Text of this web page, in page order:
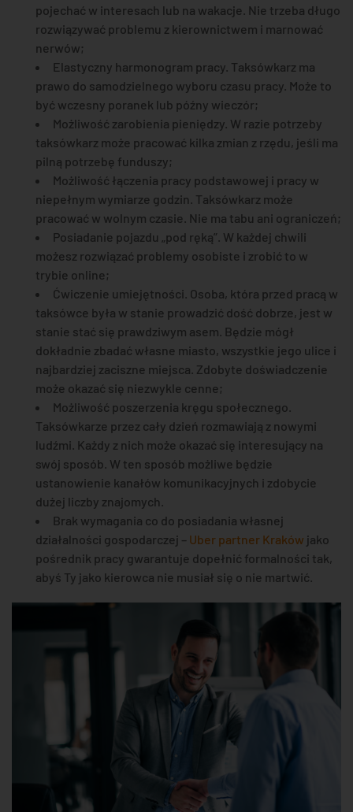
pojechać w interesach lub na wakacje. Nie trzeba długo
rozwiązywać problemu z kierownictwem i marnować
nerwów;
Elastyczny harmonogram pracy. Taksówkarz ma
prawo do samodzielnego wyboru czasu pracy. Może to
być wczesny poranek lub późny wieczór;
Możliwość zarobienia pieniędzy. W razie potrzeby
taksówkarz może pracować kilka zmian z rzędu, jeśli ma
pilną potrzebę funduszy;
Możliwość łączenia pracy podstawowej i pracy w
niepełnym wymiarze godzin. Taksówkarz może
pracować w wolnym czasie. Nie ma tabu ani ograniczeń;
Posiadanie pojazdu „pod ręką”. W każdej chwili
możesz rozwiązać problemy osobiste i zrobić to w
trybie online;
Ćwiczenie umiejętności. Osoba, która przed pracą w
taksówce była w stanie prowadzić dość dobrze, jest w
stanie stać się prawdziwym asem. Będzie mógł
dokładnie zbadać własne miasto, wszystkie jego ulice i
najbardziej zaciszne miejsca. Zdobyte doświadczenie
może okazać się niezwykle cenne;
Możliwość poszerzenia kręgu społecznego.
Taksówkarze przez cały dzień rozmawiają z nowymi
ludźmi. Każdy z nich może okazać się interesujący na
swój sposób. W ten sposób możliwe będzie
ustanowienie kanałów komunikacyjnych i zdobycie
dużej liczby znajomych.
Brak wymagania co do posiadania własnej
działalności gospodarczej – Uber partner Kraków jako
pośrednik pracy gwarantuje dopełnić formalności tak,
abyś Ty jako kierowca nie musiał się o nie martwić.